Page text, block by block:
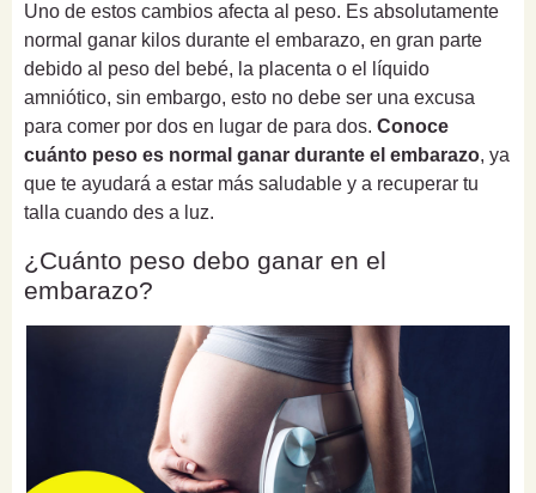
Uno de estos cambios afecta al peso. Es absolutamente
normal ganar kilos durante el embarazo, en gran parte
debido al peso del bebé, la placenta o el líquido
amniótico, sin embargo, esto no debe ser una excusa
para comer por dos en lugar de para dos. Conoce
cuánto peso es normal ganar durante el embarazo, ya
que te ayudará a estar más saludable y a recuperar tu
talla cuando des a luz.
¿Cuánto peso debo ganar en el
embarazo?